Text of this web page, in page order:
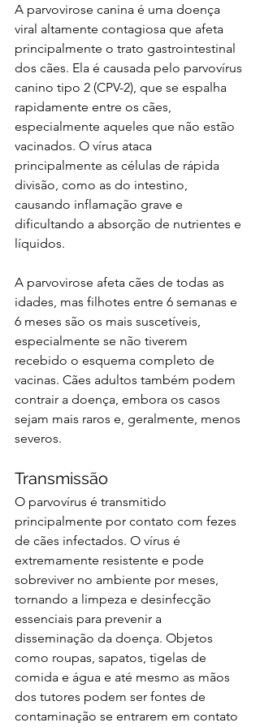
A parvovirose canina é uma doença
viral altamente contagiosa que afeta
principalmente o trato gastrointestinal
dos cães. Ela é causada pelo parvovírus
canino tipo 2 (CPV-2), que se espalha
rapidamente entre os cães,
especialmente aqueles que não estão
vacinados. O vírus ataca
principalmente as células de rápida
divisão, como as do intestino,
causando inflamação grave e
dificultando a absorção de nutrientes e
líquidos.
A parvovirose afeta cães de todas as
idades, mas filhotes entre 6 semanas e
6 meses são os mais suscetíveis,
especialmente se não tiverem
recebido o esquema completo de
vacinas. Cães adultos também podem
contrair a doença, embora os casos
sejam mais raros e, geralmente, menos
severos.
Transmissão
O parvovírus é transmitido
principalmente por contato com fezes
de cães infectados. O vírus é
extremamente resistente e pode
sobreviver no ambiente por meses,
tornando a limpeza e desinfecção
essenciais para prevenir a
disseminação da doença. Objetos
como roupas, sapatos, tigelas de
comida e água e até mesmo as mãos
dos tutores podem ser fontes de
contaminação se entrarem em contato